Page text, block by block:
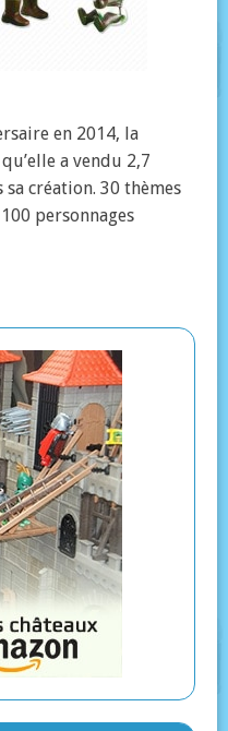
en 2014, la
a vendu 2,7
création. 30 thèmes
personnages